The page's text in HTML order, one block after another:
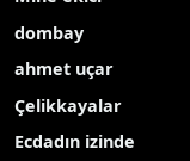
dombay
ahmet uçar
Çelikkayalar
Ecdadın izinde